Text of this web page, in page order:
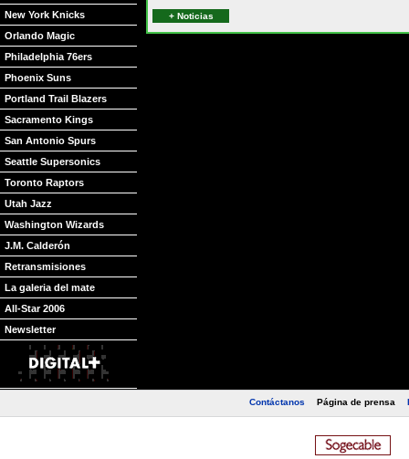
New York Knicks
Orlando Magic
Philadelphia 76ers
Phoenix Suns
Portland Trail Blazers
Sacramento Kings
San Antonio Spurs
Seattle Supersonics
Toronto Raptors
Utah Jazz
Washington Wizards
J.M. Calderón
Retransmisiones
La galeria del mate
All-Star 2006
Newsletter
+ Noticias
Contáctanos Página de prensa